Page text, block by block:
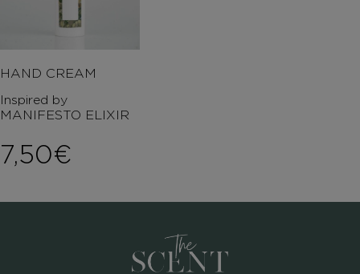
HAND CREAM
Inspired by
MANIFESTO ELIXIR
7,50€